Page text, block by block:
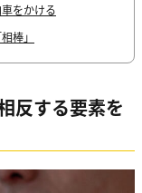
をかける
棒」
反する要素を